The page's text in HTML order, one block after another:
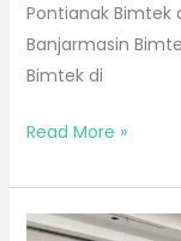
Pontianak Bimtek
Banjarmasin
Bimtek di
Read More »
Bimtek